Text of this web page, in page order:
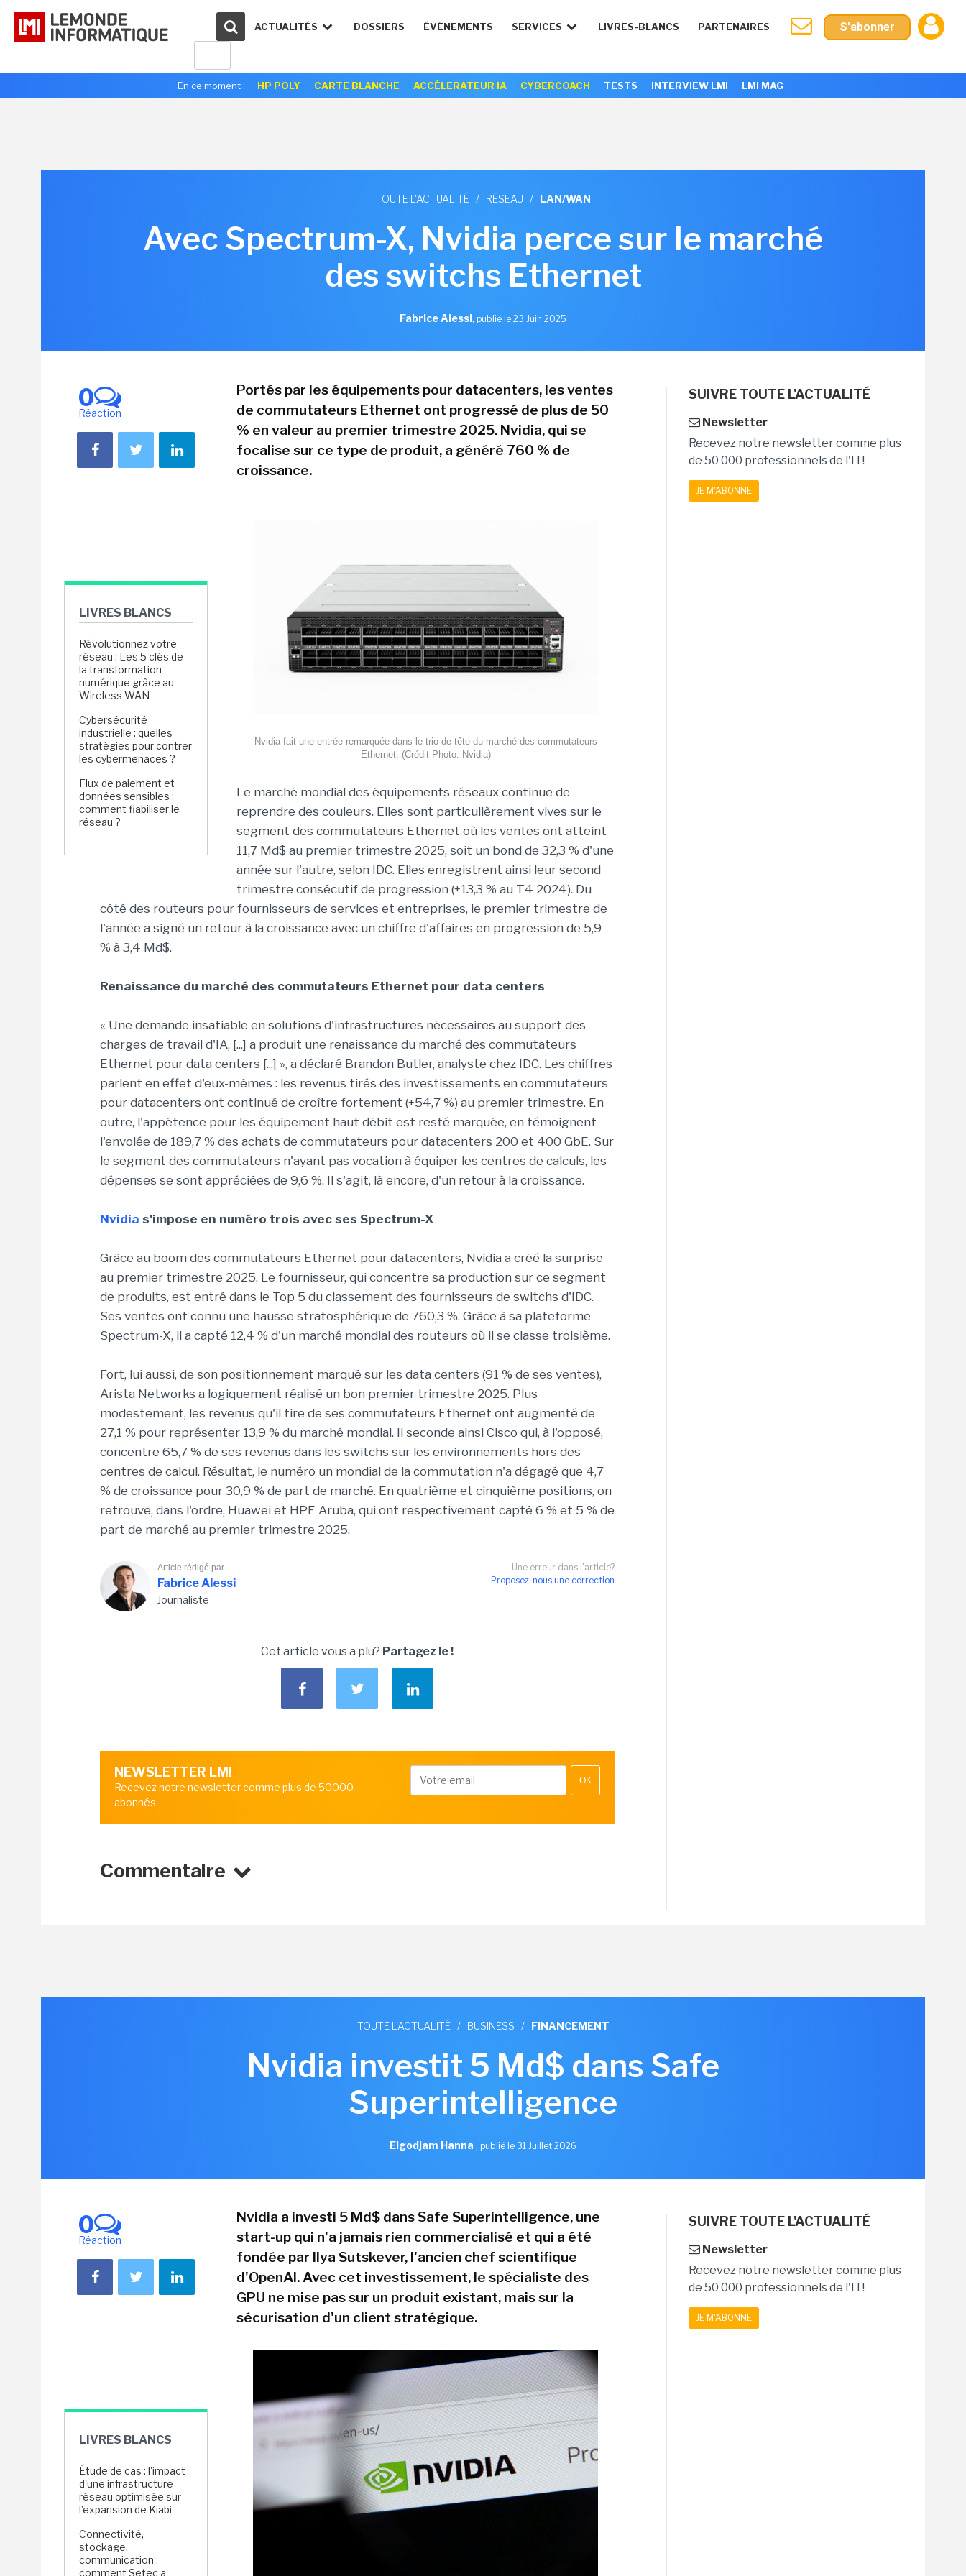
ACTUALITÉS DOSSIERS ÉVÉNEMENTS SERVICES LIVRES-BLANCS PARTENAIRES S'abonner
En ce moment : HP POLY CARTE BLANCHE ACCÉLERATEUR IA CYBERCOACH TESTS INTERVIEW LMI LMI MAG
TOUTE L'ACTUALITÉ / RÉSEAU / LAN/WAN
Avec Spectrum-X, Nvidia perce sur le marché
des switchs Ethernet
Fabrice Alessi, publié le 23 Juin 2025
0
Réaction
LIVRES BLANCS
Révolutionnez votre
réseau : Les 5 clés de
la transformation
numérique grâce au
Wireless WAN
Cybersécurité
industrielle : quelles
stratégies pour contrer
les cybermenaces ?
Flux de paiement et
données sensibles :
comment fiabiliser le
réseau ?
Portés par les équipements pour datacenters, les ventes
de commutateurs Ethernet ont progressé de plus de 50
% en valeur au premier trimestre 2025. Nvidia, qui se
focalise sur ce type de produit, a généré 760 % de
croissance.
Nvidia fait une entrée remarquée dans le trio de tête du marché des commutateurs
Ethernet. (Crédit Photo: Nvidia)
Le marché mondial des équipements réseaux continue de
reprendre des couleurs. Elles sont particulièrement vives sur le
segment des commutateurs Ethernet où les ventes ont atteint
11,7 Md$ au premier trimestre 2025, soit un bond de 32,3 % d'une
année sur l'autre, selon IDC. Elles enregistrent ainsi leur second
trimestre consécutif de progression (+13,3 % au T4 2024). Du
côté des routeurs pour fournisseurs de services et entreprises, le premier trimestre de
l'année a signé un retour à la croissance avec un chiffre d'affaires en progression de 5,9
% à 3,4 Md$.
Renaissance du marché des commutateurs Ethernet pour data centers
« Une demande insatiable en solutions d'infrastructures nécessaires au support des
charges de travail d'IA, [...] a produit une renaissance du marché des commutateurs
Ethernet pour data centers [...] », a déclaré Brandon Butler, analyste chez IDC. Les chiffres
parlent en effet d'eux-mêmes : les revenus tirés des investissements en commutateurs
pour datacenters ont continué de croître fortement (+54,7 %) au premier trimestre. En
outre, l'appétence pour les équipement haut débit est resté marquée, en témoignent
l'envolée de 189,7 % des achats de commutateurs pour datacenters 200 et 400 GbE. Sur
le segment des commutateurs n'ayant pas vocation à équiper les centres de calculs, les
dépenses se sont appréciées de 9,6 %. Il s'agit, là encore, d'un retour à la croissance.
Nvidia s'impose en numéro trois avec ses Spectrum-X
Grâce au boom des commutateurs Ethernet pour datacenters, Nvidia a créé la surprise
au premier trimestre 2025. Le fournisseur, qui concentre sa production sur ce segment
de produits, est entré dans le Top 5 du classement des fournisseurs de switchs d'IDC.
Ses ventes ont connu une hausse stratosphérique de 760,3 %. Grâce à sa plateforme
Spectrum-X, il a capté 12,4 % d'un marché mondial des routeurs où il se classe troisième.
Fort, lui aussi, de son positionnement marqué sur les data centers (91 % de ses ventes),
Arista Networks a logiquement réalisé un bon premier trimestre 2025. Plus
modestement, les revenus qu'il tire de ses commutateurs Ethernet ont augmenté de
27,1 % pour représenter 13,9 % du marché mondial. Il seconde ainsi Cisco qui, à l'opposé,
concentre 65,7 % de ses revenus dans les switchs sur les environnements hors des
centres de calcul. Résultat, le numéro un mondial de la commutation n'a dégagé que 4,7
% de croissance pour 30,9 % de part de marché. En quatrième et cinquième positions, on
retrouve, dans l'ordre, Huawei et HPE Aruba, qui ont respectivement capté 6 % et 5 % de
part de marché au premier trimestre 2025.
Une erreur dans l'article?
Proposez-nous une correction
Article rédigé par
Fabrice Alessi
Journaliste
Cet article vous a plu? Partagez le !
NEWSLETTER LMI
Recevez notre newsletter comme plus de 50000
abonnés
OK
Commentaire
SUIVRE TOUTE L'ACTUALITÉ
Newsletter
Recevez notre newsletter comme plus
de 50 000 professionnels de l'IT!
JE M'ABONNE
TOUTE L'ACTUALITÉ / BUSINESS / FINANCEMENT
Nvidia investit 5 Md$ dans Safe
Superintelligence
Elgodjam Hanna , publié le 31 Juillet 2026
0
Réaction
LIVRES BLANCS
Étude de cas : l'impact
d'une infrastructure
réseau optimisée sur
l'expansion de Kiabi
Connectivité,
stockage,
communication :
comment Setec a
Nvidia a investi 5 Md$ dans Safe Superintelligence, une
start-up qui n'a jamais rien commercialisé et qui a été
fondée par Ilya Sutskever, l'ancien chef scientifique
d'OpenAI. Avec cet investissement, le spécialiste des
GPU ne mise pas sur un produit existant, mais sur la
sécurisation d'un client stratégique.
SUIVRE TOUTE L'ACTUALITÉ
Newsletter
Recevez notre newsletter comme plus
de 50 000 professionnels de l'IT!
JE M'ABONNE